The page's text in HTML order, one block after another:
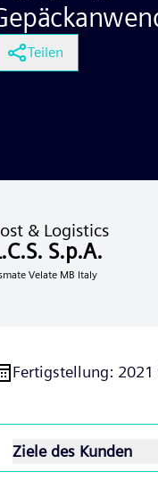
Teilen
& Logistics
S.p.A.
Velate MB Italy
Fertigstellung: 2021
Ziele des Kunden